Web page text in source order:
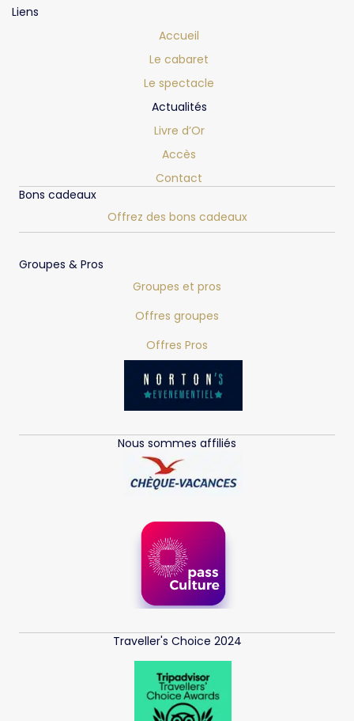
Liens
Accueil
Le cabaret
Le spectacle
Actualités
Livre d’Or
Accès
Contact
Bons cadeaux
Offrez des bons cadeaux
Groupes & Pros
Groupes et pros
Offres groupes
Offres Pros
Nous sommes affiliés
Traveller's Choice 2024